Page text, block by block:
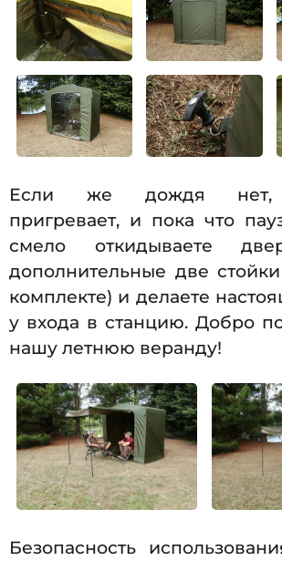
Если же дождя нет,
пригревает, и пока что
смело откидываете
дополнительные две
комплекте) и делаете
у входа в станцию. Добро
нашу летнюю веранду!
Безопасность